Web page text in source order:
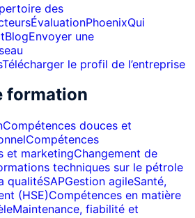
des
ÉvaluationPhoenixQui
BlogEnvoyer une
Télécharger le profil de l’entreprise
formation
Compétences douces et
Compétences
et marketingChangement de
techniques sur le pétrole
qualitéSAPGestion agileSanté,
(HSE)Compétences en matière
Maintenance, fiabilité et